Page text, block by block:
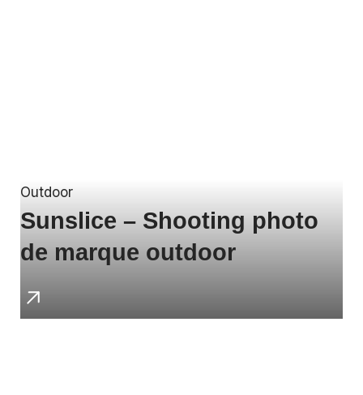
Outdoor
Sunslice – Shooting photo
de marque outdoor